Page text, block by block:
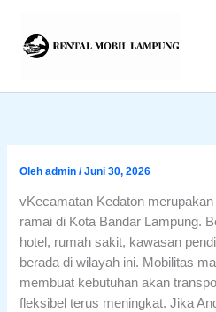
konten
Olehadmin/Juni 30, 2026
vKecamatan Kedaton
ramai di Kota Bandar Lampung.
hotel, rumah sakit, kawasan
berada di wilayah ini. Mobilitas
membuat kebutuhan akan
fleksibel terus meningkat. Jika